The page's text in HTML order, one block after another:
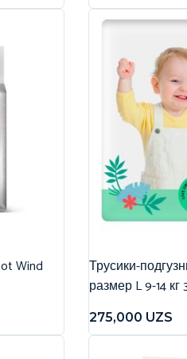
Wind
Трусики-
размер L 9-14
275,000 UZS